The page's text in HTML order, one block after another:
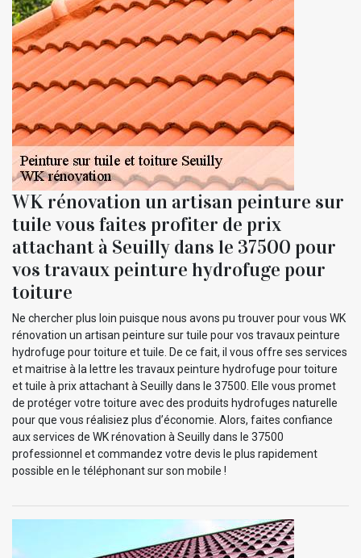
WK rénovation un artisan peinture sur
tuile vous faites profiter de prix
attachant à Seuilly dans le 37500 pour
vos travaux peinture hydrofuge pour
toiture
Ne chercher plus loin puisque nous avons pu trouver pour vous WK
rénovation un artisan peinture sur tuile pour vos travaux peinture
hydrofuge pour toiture et tuile. De ce fait, il vous offre ses services
et maitrise à la lettre les travaux peinture hydrofuge pour toiture
et tuile à prix attachant à Seuilly dans le 37500. Elle vous promet
de protéger votre toiture avec des produits hydrofuges naturelle
pour que vous réalisiez plus d’économie. Alors, faites confiance
aux services de WK rénovation à Seuilly dans le 37500
professionnel et commandez votre devis le plus rapidement
possible en le téléphonant sur son mobile !